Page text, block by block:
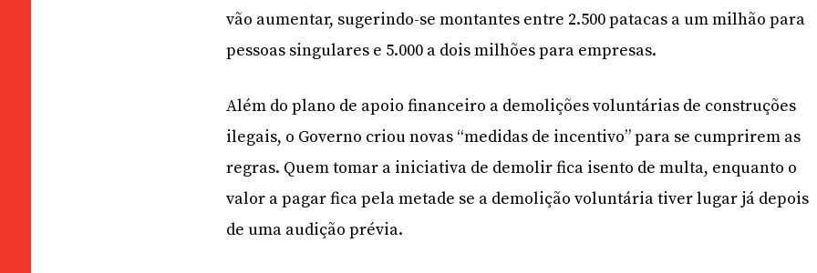
vão aumentar, sugerindo-se montantes entre 2.500 patacas a um milhão para
pessoas singulares e 5.000 a dois milhões para empresas.
Além do plano de apoio financeiro a demolições voluntárias de construções
ilegais, o Governo criou novas “medidas de incentivo” para se cumprirem as
regras. Quem tomar a iniciativa de demolir fica isento de multa, enquanto o
valor a pagar fica pela metade se a demolição voluntária tiver lugar já depois
de uma audição prévia.